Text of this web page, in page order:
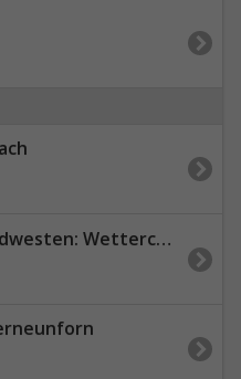
Wettercam